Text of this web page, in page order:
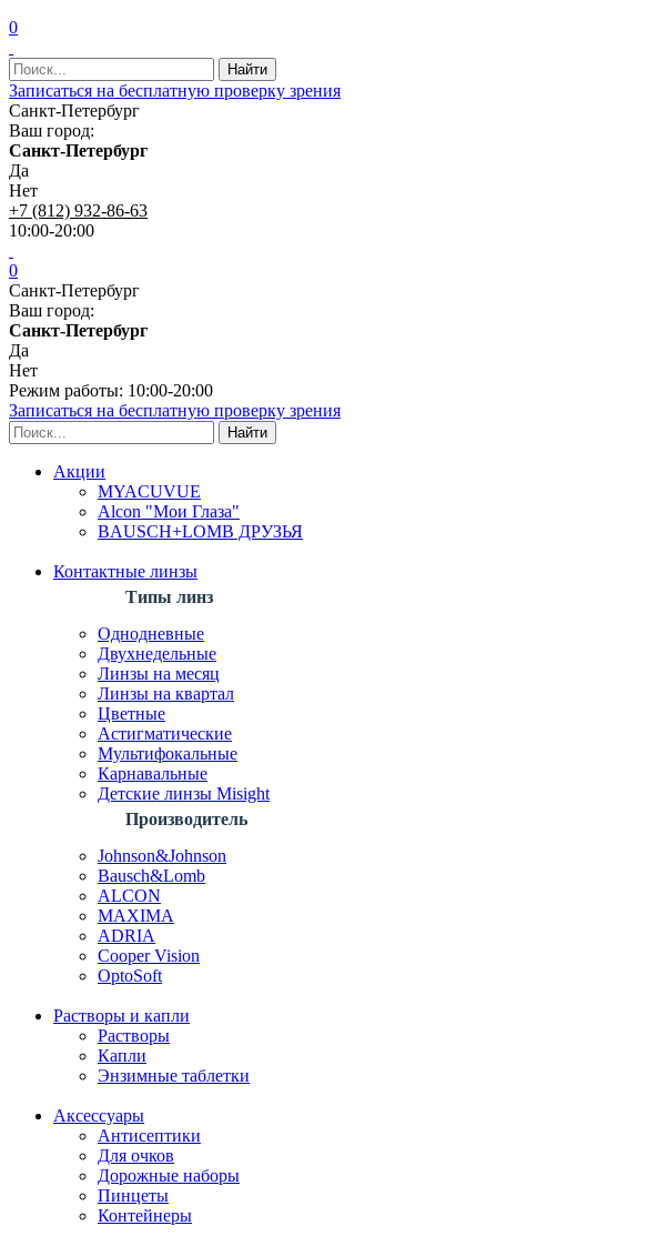
0
Записаться на бесплатную проверку зрения
Санкт-Петербург
Ваш город:
Санкт-Петербург
Да
Нет
+7 (812) 932-86-63
10:00-20:00
0
Санкт-Петербург
Ваш город:
Санкт-Петербург
Да
Нет
Режим работы: 10:00-20:00
Записаться на бесплатную проверку зрения
Акции
MYACUVUE
Alcon "Мои Глаза"
BAUSCH+LOMB ДРУЗЬЯ
Контактные линзы
Типы линз
Однодневные
Двухнедельные
Линзы на месяц
Линзы на квартал
Цветные
Астигматические
Мультифокальные
Карнавальные
Детские линзы Misight
Производитель
Johnson&Johnson
Bausch&Lomb
ALCON
MAXIMA
ADRIA
Cooper Vision
OptoSoft
Растворы и капли
Растворы
Капли
Энзимные таблетки
Аксессуары
Антисептики
Для очков
Дорожные наборы
Пинцеты
Контейнеры